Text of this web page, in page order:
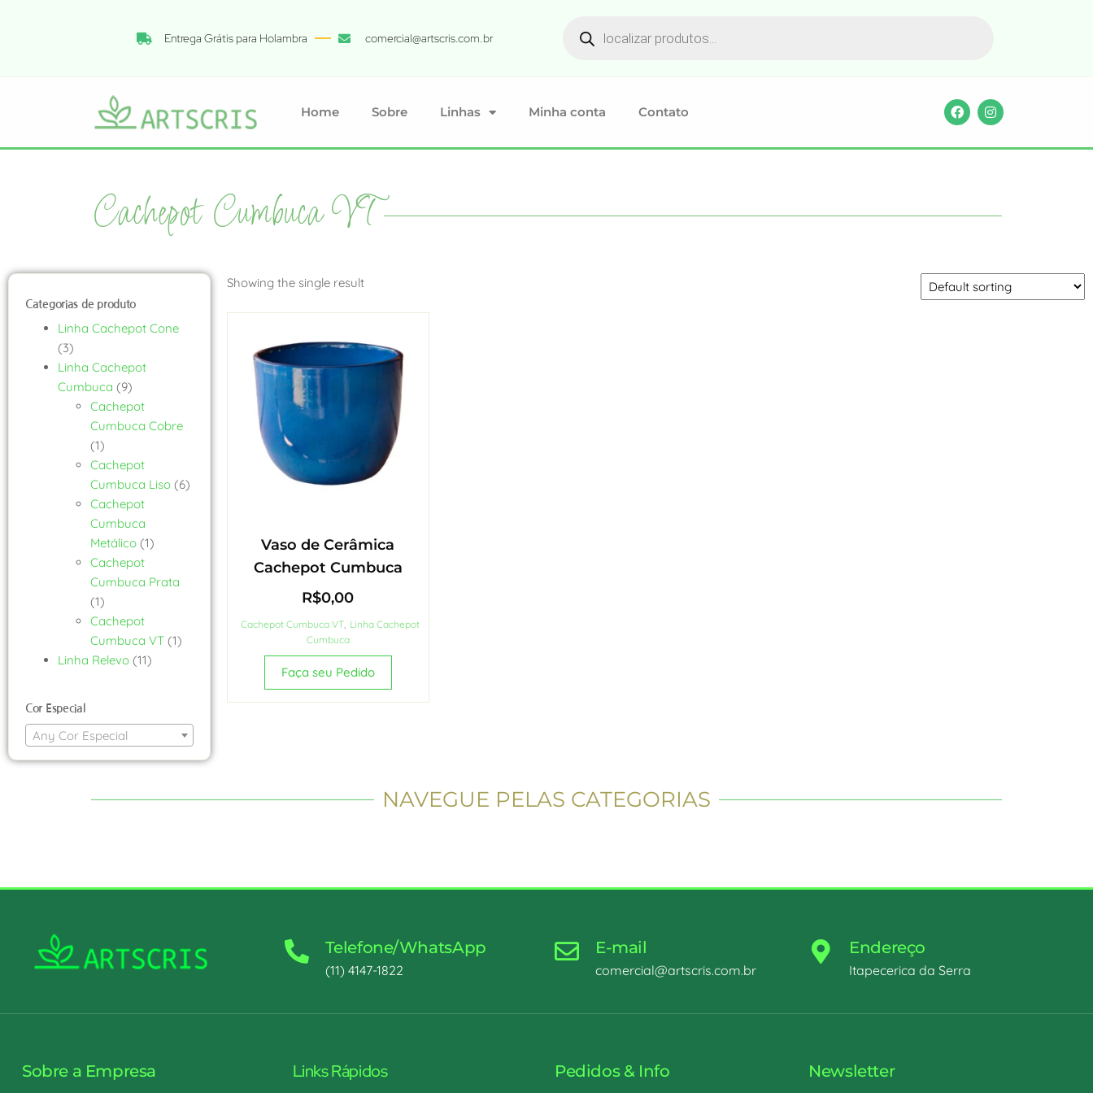
Entrega Grátis para Holambra comercial@artscris.com.br
Home Sobre Linhas Minha conta Contato
Cachepot Cumbuca VT
Categorias de produto
Linha Cachepot Cone
(3)
Linha Cachepot
Cumbuca (9)
Cachepot
Cumbuca Cobre
(1)
Cachepot
Cumbuca Liso (6)
Cachepot
Cumbuca
Metálico (1)
Cachepot
Cumbuca Prata
(1)
Cachepot
Cumbuca VT (1)
Linha Relevo (11)
Cor Especial
Any Cor Especial
Showing the single result
Vaso de Cerâmica
Cachepot Cumbuca
R$0,00
Cachepot Cumbuca VT, Linha Cachepot
Cumbuca
Faça seu Pedido
NAVEGUE PELAS CATEGORIAS
Telefone/WhatsApp
(11) 4147-1822
E-mail
comercial@artscris.com.br
Endereço
Itapecerica da Serra
Sobre a Empresa Links Rápidos Pedidos & Info Newsletter